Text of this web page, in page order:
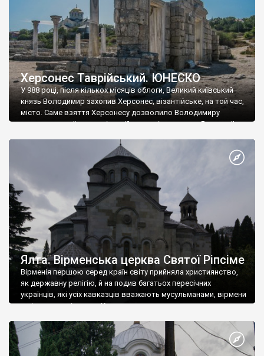
Херсонес Таврійський. ЮНЕСКО
У 988 році, після кількох місяців облоги, Великий київський
князь Володимир захопив Херсонес, візантійське, на той час,
місто. Саме взяття Херсонесу дозволило Володимиру
диктувати свої умови візантійському імператору Василю ІІ, та
Херсонесі Володимир-язичник, став Василем-християнином.
А потім було Хрещення Русі. На честь Херсонесу Таврійського
Ялта. Вірменська церква Святої Ріпсіме
Вірменія першою серед країн світу прийняла християнство,
як державну релігію, й на подив багатьох пересічних
українців, які усіх кавказців вважають мусульманами, вірмени
є відданими вірянами Христа